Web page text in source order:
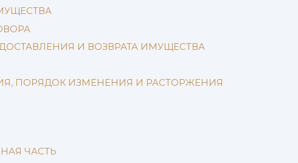
И ВОЗВРАТА ИМУЩЕСТВА
ПОРЯДОК ИЗМЕНЕНИЯ И РАСТОРЖЕНИЯ
ЧАСТЬ